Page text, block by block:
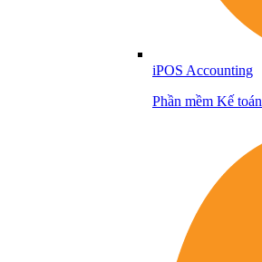
iPOS Accounting
Phần mềm Kế toán